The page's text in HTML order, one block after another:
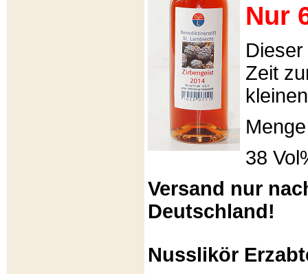
Nur
Zeit
38
Versand nur
Deutschland!
Nusslikör